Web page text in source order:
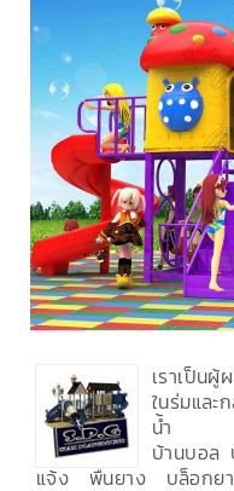
เราเป็นผู้
ในร่มและ
น้ำ
บ้านบอล
แจ้ง พื้นยาง บล็อกยา